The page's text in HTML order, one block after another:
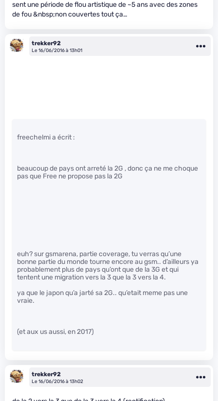
sent une période de flou artistique de ~5 ans avec des zones
de fou &nbsp;non couvertes tout ça…
trekker92
Le 16/06/2016 à 13h01
freechelmi a écrit :
beaucoup de pays ont arreté la 2G , donc ça ne me choque
pas que Free ne propose pas la 2G
euh? sur gsmarena, partie coverage, tu verras qu’une
bonne partie du monde tourne encore au gsm.. d’ailleurs ya
probablement plus de pays qu’ont que de la 3G et qui
tentent une migration vers la 3 que la 3 vers la 4.
ya que le japon qu’a jarté sa 2G.. qu’etait meme pas une
vraie.
(et aux us aussi, en 2017)
trekker92
Le 16/06/2016 à 13h02